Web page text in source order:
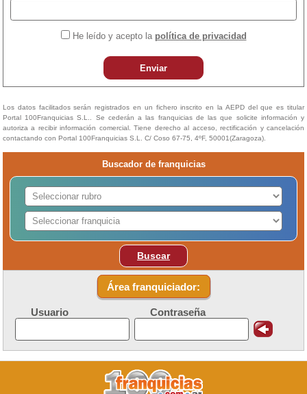
He leído y acepto la política de privacidad
Enviar
Los datos facilitados serán registrados en un fichero inscrito en la AEPD del que es titular
Portal 100Franquicias S.L.. Se cederán a las franquicias de las que solicite información y
autoriza a recibir información comercial. Tiene derecho al acceso, rectificación y cancelación
contactando con Portal 100Franquicias S.L. C/ Coso 67-75, 4ºF, 50001(Zaragoza).
Buscador de franquicias
Buscar
Área franquiciador:
Usuario Contraseña